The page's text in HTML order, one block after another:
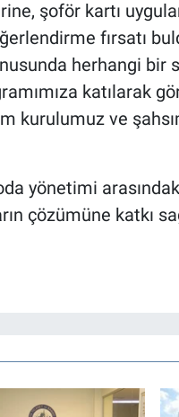
şoför kartı
fırsatı
herhangi bir
katılarak
kurulumuz ve
yönetimi
çözümüne katkı